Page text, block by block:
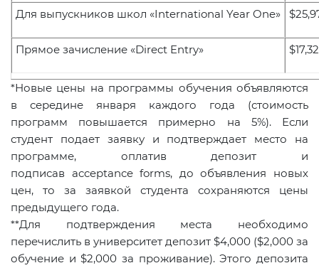
Для выпускников школ «International Year One»
Прямое зачисление «Direct Entry»
*Новые цены на программы обучения объявляются
в середине января каждого года (стоимость
программ повышается примерно на 5%). Если
студент подает заявку и подтверждает место на
программе, оплатив депозит и
подписав acceptance forms, до объявления новых
цен, то за заявкой студента сохраняются цены
предыдущего года.
**Для подтверждения места необходимо
перечислить в университет депозит $4,000 ($2,000 за
обучение и $2,000 за проживание). Этого депозита